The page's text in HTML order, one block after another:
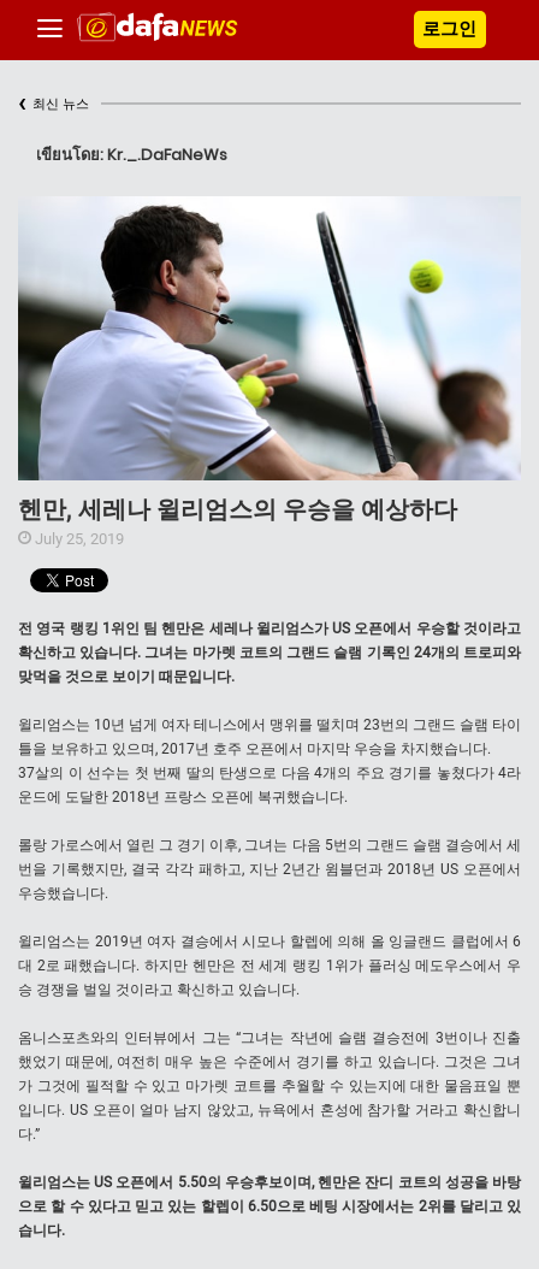
로그인
‹ 최신 뉴스
เขียนโดย: Kr._.DaFaNeWs
헨만, 세레나 윌리엄스의 우승을 예상하다
July 25, 2019
전 영국 랭킹 1위인 팀 헨만은 세레나 윌리엄스가 US 오픈에서 우승할 것이라고
확신하고 있습니다. 그녀는 마가렛 코트의 그랜드 슬램 기록인 24개의 트로피와
맞먹을 것으로 보이기 때문입니다.
윌리엄스는 10년 넘게 여자 테니스에서 맹위를 떨치며 23번의 그랜드 슬램 타이
틀을 보유하고 있으며, 2017년 호주 오픈에서 마지막 우승을 차지했습니다.
37살의 이 선수는 첫 번째 딸의 탄생으로 다음 4개의 주요 경기를 놓쳤다가 4라
운드에 도달한 2018년 프랑스 오픈에 복귀했습니다.
롤랑 가로스에서 열린 그 경기 이후, 그녀는 다음 5번의 그랜드 슬램 결승에서 세
번을 기록했지만, 결국 각각 패하고, 지난 2년간 윔블던과 2018년 US 오픈에서
우승했습니다.
윌리엄스는 2019년 여자 결승에서 시모나 할렙에 의해 올 잉글랜드 클럽에서 6
대 2로 패했습니다. 하지만 헨만은 전 세계 랭킹 1위가 플러싱 메도우스에서 우
승 경쟁을 벌일 것이라고 확신하고 있습니다.
옴니스포츠와의 인터뷰에서 그는 “그녀는 작년에 슬램 결승전에 3번이나 진출
했었기 때문에, 여전히 매우 높은 수준에서 경기를 하고 있습니다. 그것은 그녀
가 그것에 필적할 수 있고 마가렛 코트를 추월할 수 있는지에 대한 물음표일 뿐
입니다. US 오픈이 얼마 남지 않았고, 뉴욕에서 혼성에 참가할 거라고 확신합니
다.”
윌리엄스는 US 오픈에서 5.50의 우승후보이며, 헨만은 잔디 코트의 성공을 바탕
으로 할 수 있다고 믿고 있는 할렙이 6.50으로 베팅 시장에서는 2위를 달리고 있
습니다.